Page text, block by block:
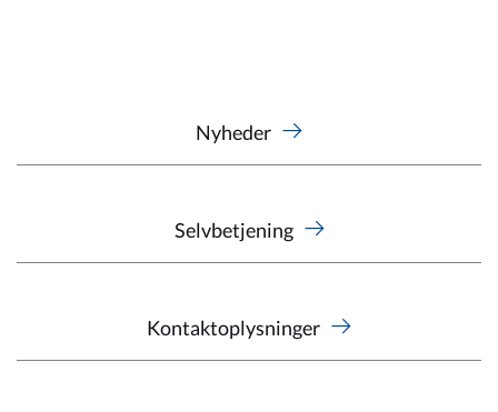
Nyheder
Selvbetjening
Kontaktoplysninger